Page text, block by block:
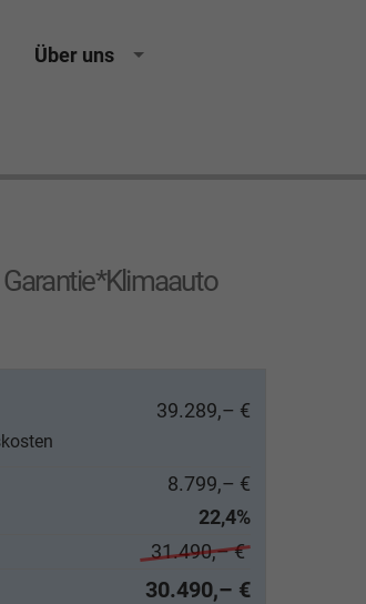
Jahreswagen
Über uns
39.289,– €
8.799,– €
22,4%
31.490,– €
30.490,– €